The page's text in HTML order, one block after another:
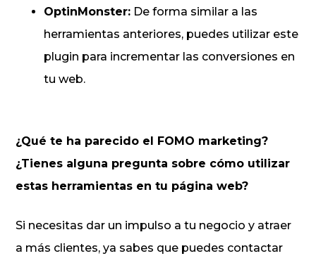
OptinMonster: De forma similar a las
herramientas anteriores, puedes utilizar este
plugin para incrementar las conversiones en
tu web.
¿Qué te ha parecido el FOMO marketing?
¿Tienes alguna pregunta sobre cómo utilizar
estas herramientas en tu página web?
Si necesitas dar un impulso a tu negocio y atraer
a más clientes, ya sabes que puedes contactar